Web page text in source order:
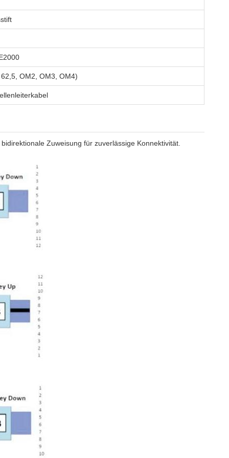
OM2, OM3, OM4)
Zuweisung für zuverlässige Konnektivität.